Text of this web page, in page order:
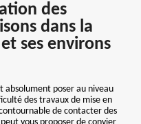
des
dans la
ses environs
absolument poser au niveau
des travaux de mise en
de contacter des